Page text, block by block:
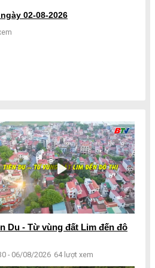
02-08-2026
Du - Từ vùng đất Lim đến đô
- 06/08/2026 64 lượt xem